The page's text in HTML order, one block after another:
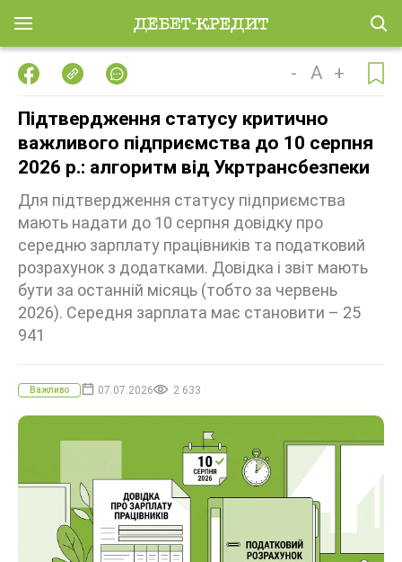
- A +
Підтвердження статусу критично
важливого підприємства до 10 серпня
2026 р.: алгоритм від Укртрансбезпеки
Для підтвердження статусу підприємства
мають надати до 10 серпня довідку про
середню зарплату працівників та податковий
розрахунок з додатками. Довідка і звіт мають
бути за останній місяць (тобто за червень
2026). Середня зарплата має становити – 25
941
Важливо 07.07.2026 2 633